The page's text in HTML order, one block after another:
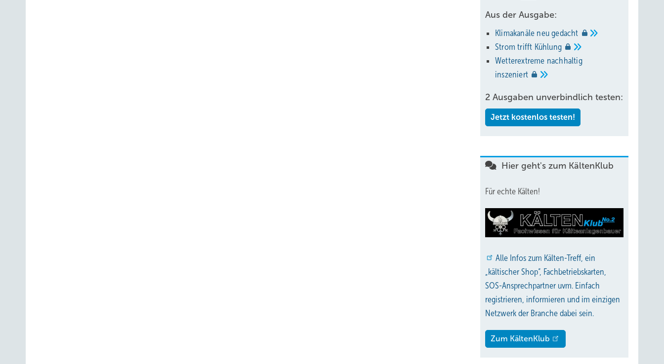
Aus der Ausgabe:
Klimakanäle neugedacht
Strom trifft Kühlung
Wetterextreme nachhaltig
inszeniert
2 Ausgaben unverbindlich testen:
Jetzt kostenlos testen!
Hier geht's zum KältenKlub
Für echte Kälten!
Alle Infos zum Kälten-Treff, ein
„kältischer Shop“, Fachbetriebskarten,
SOS-Ansprechpartner uvm. Einfach
registrieren, informieren und im einzigen
Netzwerk der Branche dabei sein.
Zum KältenKlub